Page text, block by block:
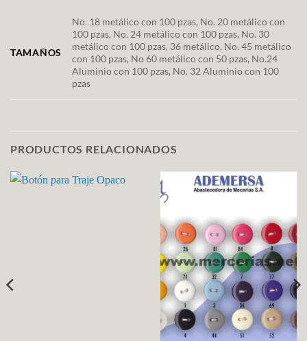
TAMAÑOS
No. 18 metálico con 100 pzas, No. 20 metálico con
100 pzas, No. 24 metálico con 100 pzas, No. 30
metálico con 100 pzas, 36 metálico, No. 45 metálico
con 100 pzas, No 60 metálico con 50 pzas, No.24
Aluminio con 100 pzas, No. 32 Aluminio con 100
pzas
PRODUCTOS RELACIONADOS